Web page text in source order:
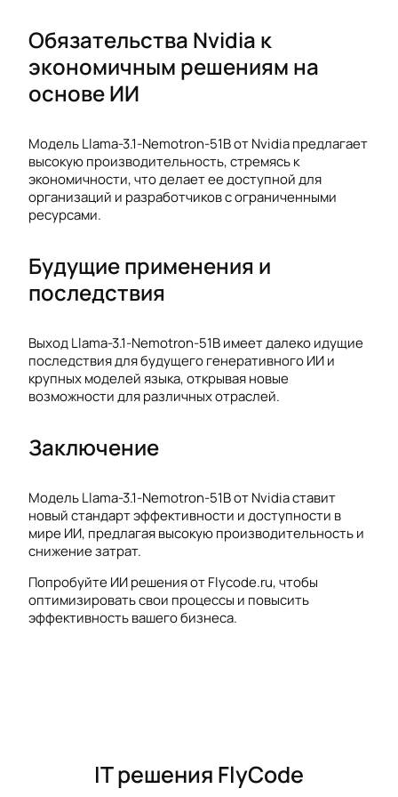
Обязательства Nvidia к
экономичным решениям на
основе ИИ
Модель Llama-3.1-Nemotron-51B от Nvidia предлагает
высокую производительность, стремясь к
экономичности, что делает ее доступной для
организаций и разработчиков с ограниченными
ресурсами.
Будущие применения и
последствия
Выход Llama-3.1-Nemotron-51B имеет далеко идущие
последствия для будущего генеративного ИИ и
крупных моделей языка, открывая новые
возможности для различных отраслей.
Заключение
Модель Llama-3.1-Nemotron-51B от Nvidia ставит
новый стандарт эффективности и доступности в
мире ИИ, предлагая высокую производительность и
снижение затрат.
Попробуйте ИИ решения от Flycode.ru, чтобы
оптимизировать свои процессы и повысить
эффективность вашего бизнеса.
IT решения FlyCode